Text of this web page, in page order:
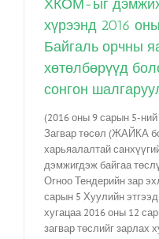
ХКОМ-ыг дэмжих
хүрээнд 2016
Байгаль орчны
хөтөлбөрүүд
сонгон
(2016 оны 9 сарын 5-
Загвар төсөл (ЖАЙКА
харьяалалтай
дэмжигдэж байгаа
Огноо Тендерийн зар
сарын 5 Хуулийн
хугацаа 2016 оны 12
загвар төслийг зарлах